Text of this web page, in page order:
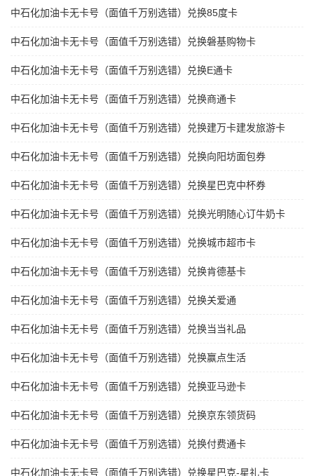
中石化加油卡无卡号（面值千万别选错）兑换85度卡
中石化加油卡无卡号（面值千万别选错）兑换磐基购物卡
中石化加油卡无卡号（面值千万别选错）兑换E通卡
中石化加油卡无卡号（面值千万别选错）兑换商通卡
中石化加油卡无卡号（面值千万别选错）兑换建万卡建发旅游卡
中石化加油卡无卡号（面值千万别选错）兑换向阳坊面包券
中石化加油卡无卡号（面值千万别选错）兑换星巴克中杯券
中石化加油卡无卡号（面值千万别选错）兑换光明随心订牛奶卡
中石化加油卡无卡号（面值千万别选错）兑换城市超市卡
中石化加油卡无卡号（面值千万别选错）兑换肯德基卡
中石化加油卡无卡号（面值千万别选错）兑换关爱通
中石化加油卡无卡号（面值千万别选错）兑换当当礼品
中石化加油卡无卡号（面值千万别选错）兑换赢点生活
中石化加油卡无卡号（面值千万别选错）兑换亚马逊卡
中石化加油卡无卡号（面值千万别选错）兑换京东领货码
中石化加油卡无卡号（面值千万别选错）兑换付费通卡
中石化加油卡无卡号（面值千万别选错）兑换星巴克-星礼卡